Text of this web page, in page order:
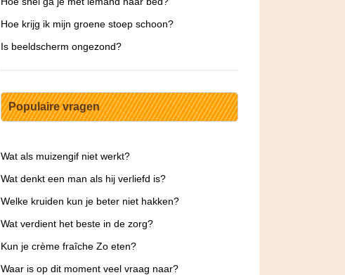
Hoe krijg ik mijn groene stoep schoon?
Is beeldscherm ongezond?
Populaire vragen
Wat als muizengif niet werkt?
Wat denkt een man als hij verliefd is?
Welke kruiden kun je beter niet hakken?
Wat verdient het beste in de zorg?
Kun je crème fraîche Zo eten?
Waar is op dit moment veel vraag naar?